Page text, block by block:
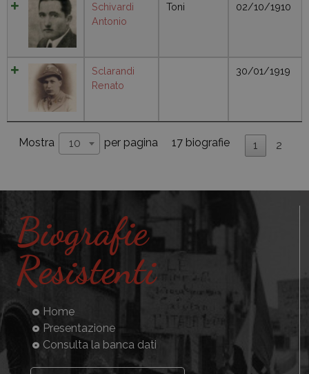
Schivardi
Antonio
Toni 02/10/1910
Sclarandi
Renato
30/01/1919
Mostra 10 per pagina 17 biografie 1 2
Biografie
Resistenti
Home
Presentazione
Consulta la banca dati